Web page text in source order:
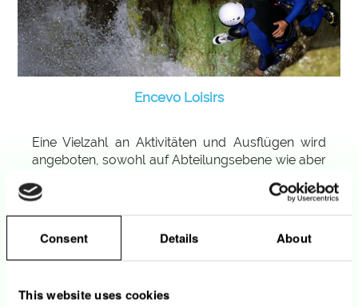
Consent Details About
This website uses cookies
Encevo Loisirs
Eine Vielzahl an Aktivitäten und Ausflügen wird
angeboten, sowohl auf Abteilungsebene wie aber
Zu den beliebtesten Unternehmungen zählen
Wandern, Canyoning, Mountainbiken,
Fußballturniere, Ausflüge zu den schönsten
Weihnachtsmärkten der Großregion und